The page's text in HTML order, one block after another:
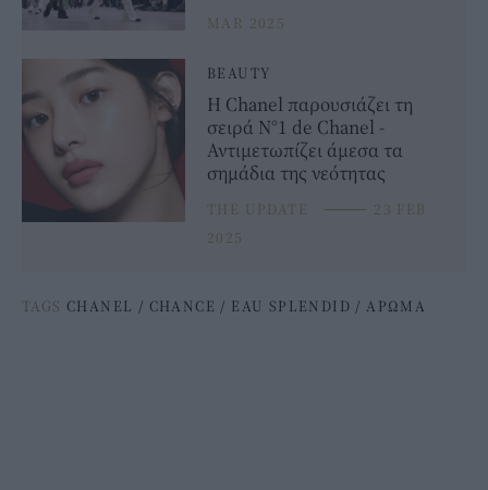
MAR 2025
BEAUTY
H Chanel παρουσιάζει τη
σειρά N°1 de Chanel -
Αντιμετωπίζει άμεσα τα
σημάδια της νεότητας
THE UPDATE ⸻ 23 FEB
2025
TAGS CHANEL / CHANCE / EAU SPLENDID / ΑΡΩΜΑ